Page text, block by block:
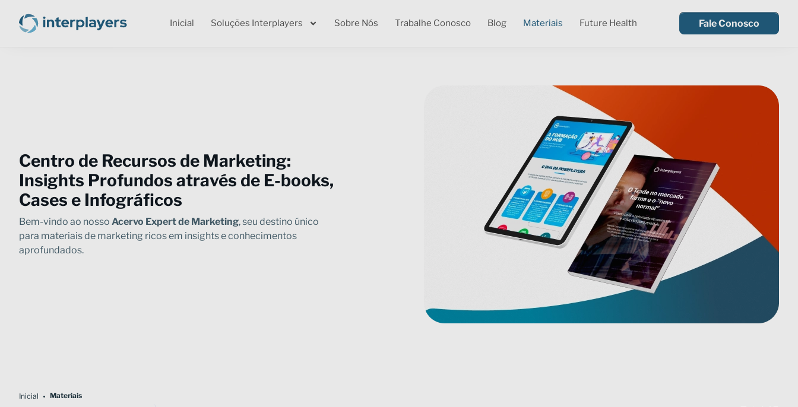
Inicial Soluções Interplayers Sobre Nós Trabalhe Conosco Blog Materiais Future Health Fale Conosco
Centro de Recursos de Marketing:
Insights Profundos através de E-books,
Cases e Infográficos
Bem-vindo ao nosso Acervo Expert de Marketing, seu destino único
para materiais de marketing ricos em insights e conhecimentos
aprofundados.
Inicial Materiais